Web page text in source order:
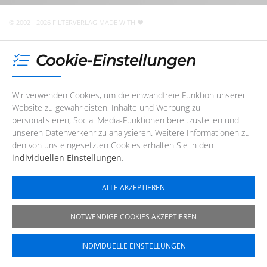
© 2002 - 2026 FILTERVERLAG MADE WITH
Cookie-Einstellungen
Wir verwenden Cookies, um die einwandfreie Funktion unserer
Website zu gewährleisten, Inhalte und Werbung zu
personalisieren, Social Media-Funktionen bereitzustellen und
unseren Datenverkehr zu analysieren. Weitere Informationen zu
den von uns eingesetzten Cookies erhalten Sie in den
individuellen Einstellungen.
ALLE AKZEPTIEREN
NOTWENDIGE COOKIES AKZEPTIEREN
INDIVIDUELLE EINSTELLUNGEN